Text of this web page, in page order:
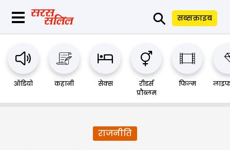
⚲ सब्सक्राइब
ऑडियो कहानी सेक्स
रीडर्स
प्रौब्लम
फिल्म
राजनीति